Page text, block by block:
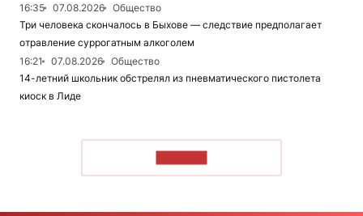
16:35
07.08.2026
Общество
Три человека скончалось в Быхове — следствие предполагает
отравление суррогатным алкоголем
16:21
07.08.2026
Общество
14-летний школьник обстрелял из пневматического пистолета
киоск в Лиде